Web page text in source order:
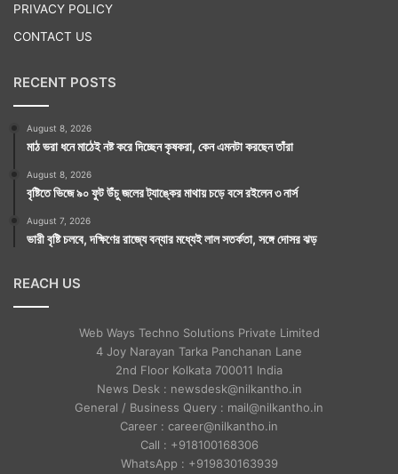
PRIVACY POLICY
CONTACT US
RECENT POSTS
August 8, 2026
মাঠ ভরা ধনে মাঠেই নষ্ট করে দিচ্ছেন কৃষকরা, কেন এমনটা করছেন তাঁরা
August 8, 2026
বৃষ্টিতে ভিজে ৯০ ফুট উঁচু জলের ট্যাঙ্কের মাথায় চড়ে বসে রইলেন ৩ নার্স
August 7, 2026
ভারী বৃষ্টি চলবে, দক্ষিণের রাজ্যে বন্যার মধ্যেই লাল সতর্কতা, সঙ্গে দোসর ঝড়
REACH US
Web Ways Techno Solutions Private Limited
4 Joy Narayan Tarka Panchanan Lane
2nd Floor Kolkata 700011 India
News Desk : newsdesk@nilkantho.in
General / Business Query : mail@nilkantho.in
Career : career@nilkantho.in
Call : +918100168306
WhatsApp : +919830163939